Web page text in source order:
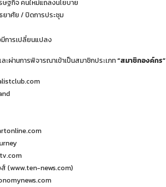
ฐกิจ คนใหม่แถลงนโยบาย
าศัย / ปิดการประชุม
การเปลี่ยนแปลง
ผ่านการพิจารณาเข้าเป็นสมาชิกประเภท“สมาชิกองค์กร”
(www.ten-news.com)